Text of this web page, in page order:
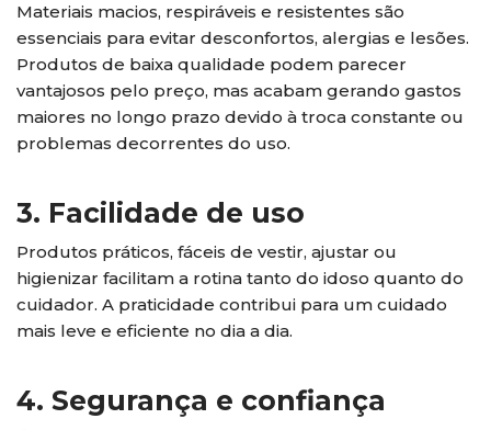
Materiais macios, respiráveis e resistentes são
essenciais para evitar desconfortos, alergias e lesões.
Produtos de baixa qualidade podem parecer
vantajosos pelo preço, mas acabam gerando gastos
maiores no longo prazo devido à troca constante ou
problemas decorrentes do uso.
3. Facilidade de uso
Produtos práticos, fáceis de vestir, ajustar ou
higienizar facilitam a rotina tanto do idoso quanto do
cuidador. A praticidade contribui para um cuidado
mais leve e eficiente no dia a dia.
4. Segurança e confiança